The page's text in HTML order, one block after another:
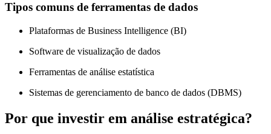
Tipos comuns de ferramentas de dados
Plataformas de Business Intelligence (BI)
Software de visualização de dados
Ferramentas de análise estatística
Sistemas de gerenciamento de banco de dados (DBMS)
Por que investir em análise estratégica?